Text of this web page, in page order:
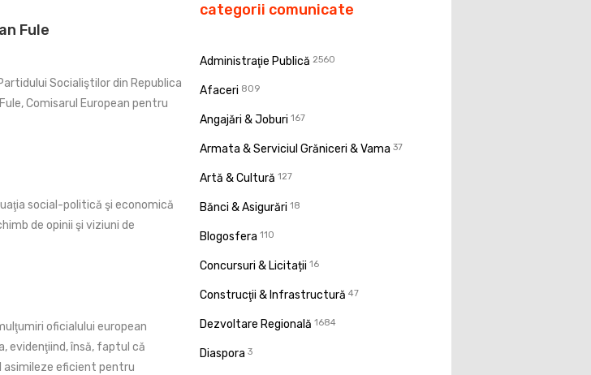
Fule
Socialiştilor din Republica
Comisarul European pentru
social-politică şi economică
de opinii şi viziuni de
oficialului european
evidenţiind, însă, faptul că
asimileze eficient pentru
categorii comunicate
Administraţie Publică 2560
Afaceri 809
Angajări & Joburi 167
Armata & Serviciul Grăniceri & Vama 37
Artă & Cultură 127
Bănci & Asigurări 18
Blogosfera 110
Concursuri & Licitații 16
Construcţii & Infrastructură 47
Dezvoltare Regională 1684
Diaspora 3